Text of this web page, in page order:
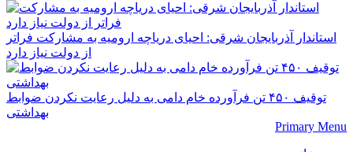
استاندار آذربایجان شرقی: احیای دریاچه ارومیه به مشارکت فراتر
از دولت نیاز دارد
توقیف ۴۵۰ تن فرآورده خام دامی به دلیل رعایت نکردن ضوابط
بهداشتی
Primary Menu